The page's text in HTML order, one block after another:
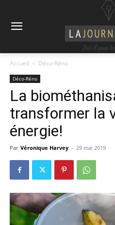
Accueil Déco-Réno
Déco-Réno
La
transformer la
énergie!
Par Véronique Harvey - 29 mai 2019